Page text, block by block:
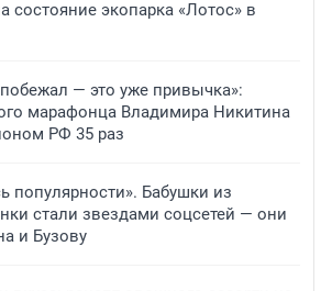
состояние экопарка «Лотос» в
— это уже привычка»:
марафонца Владимира Никитина
РФ 35 раз
популярности». Бабушки из
стали звездами соцсетей — они
и Бузову